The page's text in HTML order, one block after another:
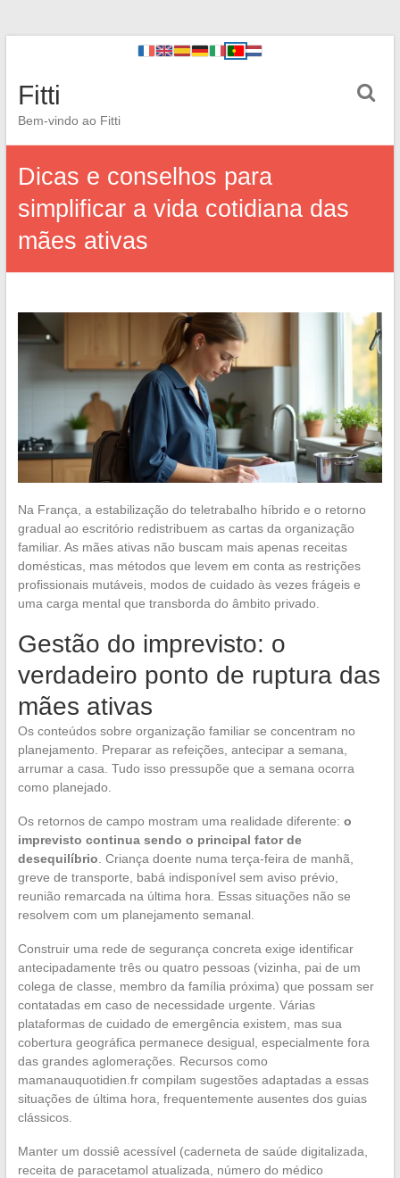
Fitti
Bem-vindo ao Fitti
Dicas e conselhos para
simplificar a vida cotidiana das
mães ativas
Na França, a estabilização do teletrabalho híbrido e o retorno
gradual ao escritório redistribuem as cartas da organização
familiar. As mães ativas não buscam mais apenas receitas
domésticas, mas métodos que levem em conta as restrições
profissionais mutáveis, modos de cuidado às vezes frágeis e
uma carga mental que transborda do âmbito privado.
Gestão do imprevisto: o
verdadeiro ponto de ruptura das
mães ativas
Os conteúdos sobre organização familiar se concentram no
planejamento. Preparar as refeições, antecipar a semana,
arrumar a casa. Tudo isso pressupõe que a semana ocorra
como planejado.
Os retornos de campo mostram uma realidade diferente: o
imprevisto continua sendo o principal fator de
desequilíbrio . Criança doente numa terça-feira de manhã,
greve de transporte, babá indisponível sem aviso prévio,
reunião remarcada na última hora. Essas situações não se
resolvem com um planejamento semanal.
Construir uma rede de segurança concreta exige identificar
antecipadamente três ou quatro pessoas (vizinha, pai de um
colega de classe, membro da família próxima) que possam ser
contatadas em caso de necessidade urgente. Várias
plataformas de cuidado de emergência existem, mas sua
cobertura geográfica permanece desigual, especialmente fora
das grandes aglomerações. Recursos como
mamanauquotidien.fr compilam sugestões adaptadas a essas
situações de última hora, frequentemente ausentes dos guias
clássicos.
Manter um dossiê acessível (caderneta de saúde digitalizada,
receita de paracetamol atualizada, número do médico